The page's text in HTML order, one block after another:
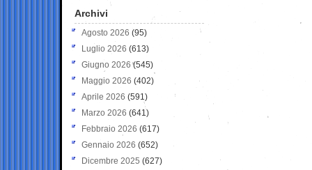
Archivi
Agosto 2026 (95)
Luglio 2026 (613)
Giugno 2026 (545)
Maggio 2026 (402)
Aprile 2026 (591)
Marzo 2026 (641)
Febbraio 2026 (617)
Gennaio 2026 (652)
Dicembre 2025 (627)